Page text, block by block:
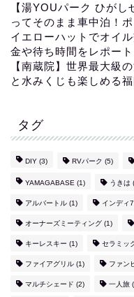
【湯YOUパーク ひが
ってそのまま車中泊！
イエローハットでオイ
金や待ち時間をレポート
【南蔵院】世界最大級
と水みくじも楽しめる
タグ
DIY (3) RVパーク (5)
YAMAGABASE (1) うきは
アルバートル (1) インディ
オーナーズミーティング (1)
キーレスキー (1) セラミッ
ファイアグリル (1) ファン
マルチシェード (2) 一人旅